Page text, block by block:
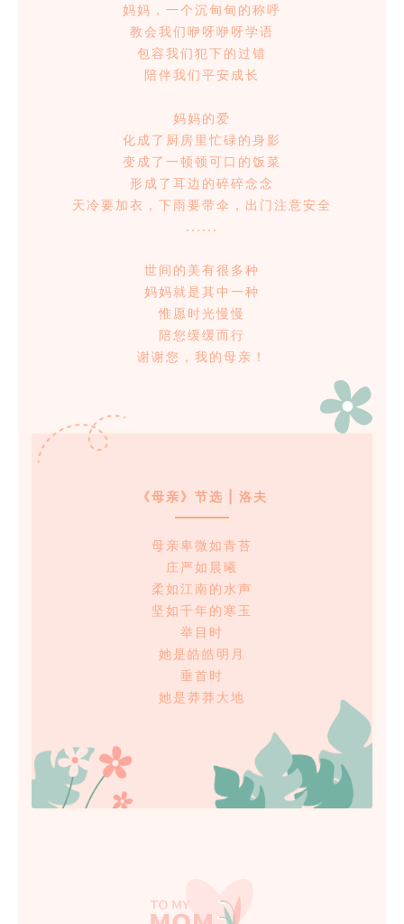
妈妈，一个沉甸甸的称呼
教会我们咿呀咿呀学语
包容我们犯下的过错
陪伴我们平安成长
妈妈的爱
化成了厨房里忙碌的身影
变成了一顿顿可口的饭菜
形成了耳边的碎碎念念
天冷要加衣，下雨要带伞，出门注意安全
......
世间的美有很多种
妈妈就是其中一种
惟愿时光慢慢
陪您缓缓而行
谢谢您，我的母亲！
《母亲》节选 | 洛夫
母亲卑微如青苔
庄严如晨曦
柔如江南的水声
坚如千年的寒玉
举目时
她是皓皓明月
垂首时
她是莽莽大地